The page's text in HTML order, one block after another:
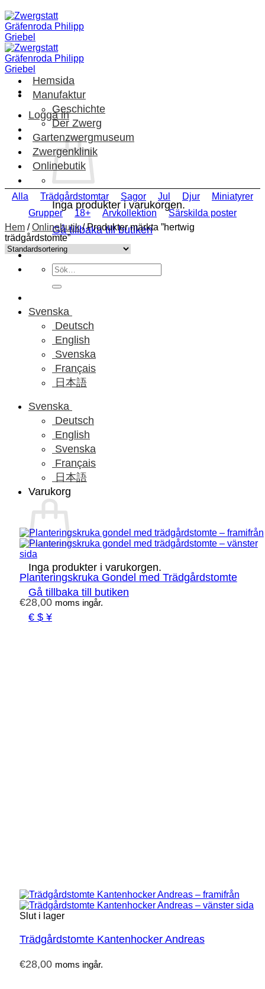
Skip
to
content
Logga in
Inga produkter i varukorgen.
Gå tillbaka till butiken
Sök
efter:
Svenska
Deutsch
English
Svenska
Français
日本語
Svenska
Deutsch
English
Svenska
Français
日本語
Varukorg
Inga produkter i varukorgen.
Gå tillbaka till butiken
€ $ ¥
Hemsida
Manufaktur
Geschichte
Der Zwerg
Gartenzwergmuseum
Zwergenklinik
Onlinebutik
Alla Trädgårdstomtar Sagor Jul Djur
Miniatyrer
Grupper
18+ Arvkollektion
Särskilda poster
Hem / Onlinebutik /Produkter märkta ”hertwig
trädgårdstomte”
Planteringskruka Gondel med Trädgårdstomte
€28,00 moms ingår.
Slut i lager
Trädgårdstomte Kantenhocker Andreas
€28,00 moms ingår.